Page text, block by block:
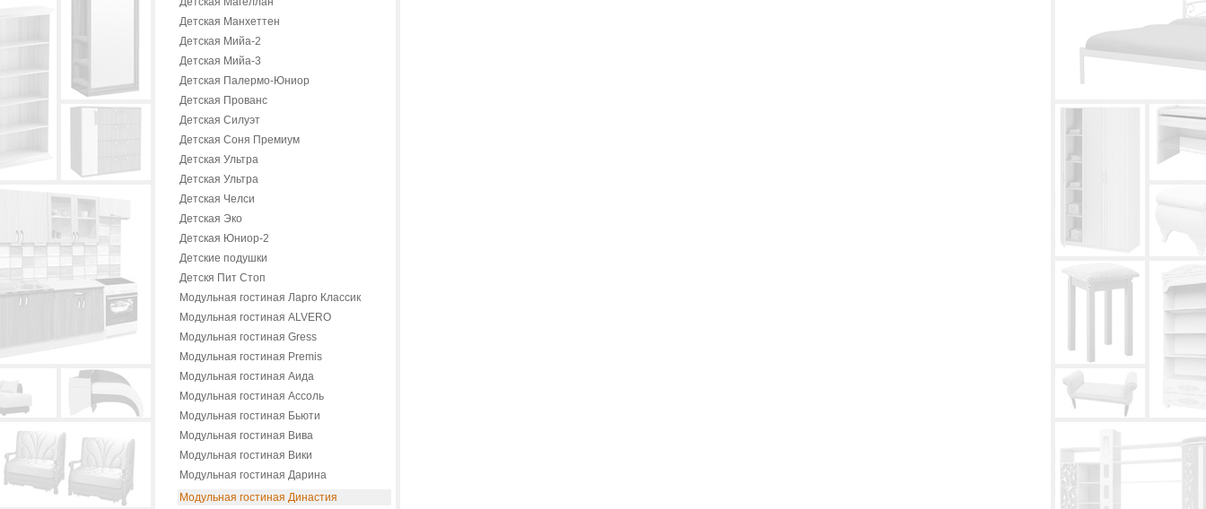
Детская Манхеттен
Детская Мийа-2
Детская Мийа-3
Детская Палермо-Юниор
Детская Прованс
Детская Силуэт
Детская Соня Премиум
Детская Ультра
Детская Ультра
Детская Челси
Детская Эко
Детская Юниор-2
Детские подушки
Детскя Пит Стоп
Модульная гостиная Ларго Классик
Модульная гостиная ALVERO
Модульная гостиная Gress
Модульная гостиная Premis
Модульная гостиная Аида
Модульная гостиная Ассоль
Модульная гостиная Бьюти
Модульная гостиная Вива
Модульная гостиная Вики
Модульная гостиная Дарина
Модульная гостиная Династия